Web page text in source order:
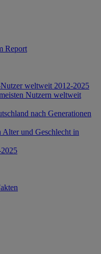
Report
weltweit 2012-2025
Nutzern weltweit
nach Generationen
Alter und Geschlecht in